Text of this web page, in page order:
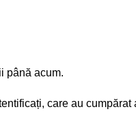
până acum.
care au